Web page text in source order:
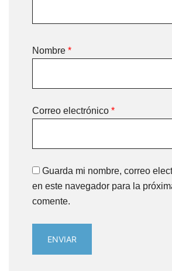
Nombre *
Correo electrónico *
Guarda mi nombre, correo
en este navegador para la
comente.